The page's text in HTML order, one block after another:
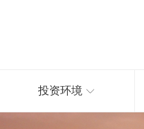
投资环境